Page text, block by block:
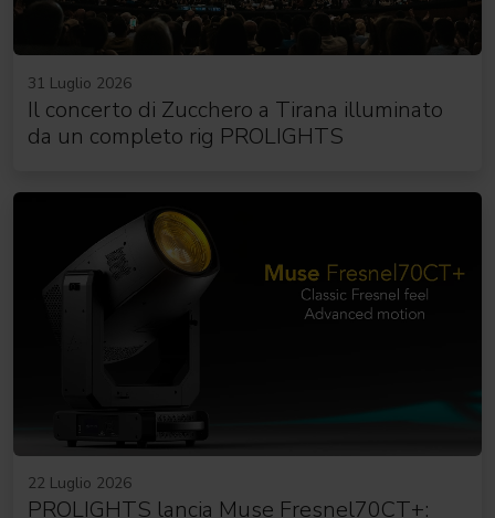
31 Luglio 2026
Il concerto di Zucchero a Tirana illuminato
da un completo rig PROLIGHTS
22 Luglio 2026
PROLIGHTS lancia Muse Fresnel70CT+: